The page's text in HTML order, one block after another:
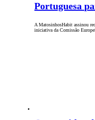
Portuguesa
A MatosinhosHabit assinou
iniciativa da Comissão